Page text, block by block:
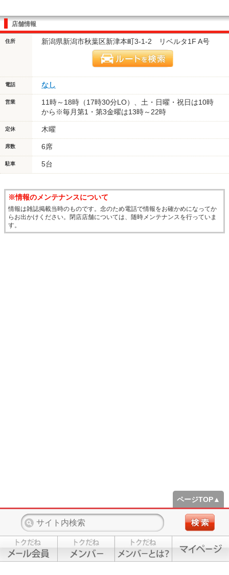
店舗情報
住所 新潟県新潟市秋葉区新津本町3-1-2 リベルタ1F A号
電話 なし
営業
11時～18時（17時30分LO）、土・日曜・祝日は10時
から※毎月第1・第3金曜は13時～22時
定休 木曜
席数 6席
駐車 5台
※情報のメンテナンスについて
情報は雑誌掲載当時のものです。念のため電話で情報をお確かめになってか
らお出かけください。閉店店舗については、随時メンテナンスを行っていま
す。
ページTOP▲